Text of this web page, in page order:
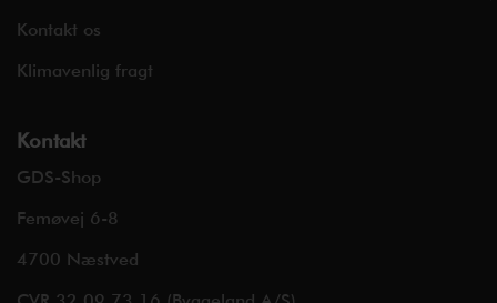
Kontakt os
Klimavenlig fragt
Kontakt
GDS-Shop
Femøvej 6-8
4700 Næstved